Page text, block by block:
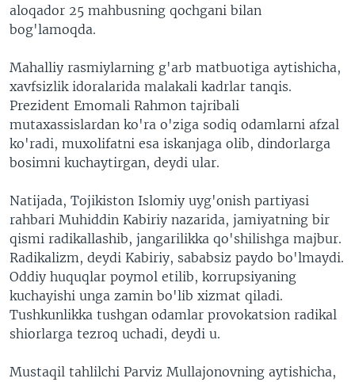
aloqador 25 mahbusning qochgani bilan
bog'lamoqda.
Mahalliy rasmiylarning g'arb matbuotiga aytishicha,
xavfsizlik idoralarida malakali kadrlar tanqis.
Prezident Emomali Rahmon tajribali
mutaxassislardan ko'ra o'ziga sodiq odamlarni afzal
ko'radi, muxolifatni esa iskanjaga olib, dindorlarga
bosimni kuchaytirgan, deydi ular.
Natijada, Tojikiston Islomiy uyg'onish partiyasi
rahbari Muhiddin Kabiriy nazarida, jamiyatning bir
qismi radikallashib, jangarilikka qo'shilishga majbur.
Radikalizm, deydi Kabiriy, sababsiz paydo bo'lmaydi.
Oddiy huquqlar poymol etilib, korrupsiyaning
kuchayishi unga zamin bo'lib xizmat qiladi.
Tushkunlikka tushgan odamlar provokatsion radikal
shiorlarga tezroq uchadi, deydi u.
Mustaqil tahlilchi Parviz Mullajonovning aytishicha,